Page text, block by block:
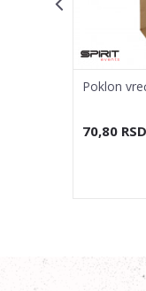
Poklon
70,80 RSD